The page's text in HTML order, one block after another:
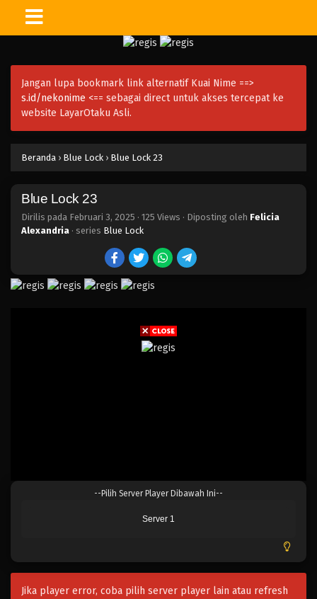
Jangan lupa bookmark link alternatif Kuai Nime ==>
s.id/nekonime <== sebagai direct untuk akses tercepat ke
website LayarOtaku Asli.
Beranda › Blue Lock › Blue Lock 23
Blue Lock 23
Dirilis pada Februari 3, 2025 · 125 Views · Diposting oleh Felicia
Alexandria · series Blue Lock
--Pilih Server Player Dibawah Ini--
Server 1
Jika player error, coba pilih server player lain atau refresh